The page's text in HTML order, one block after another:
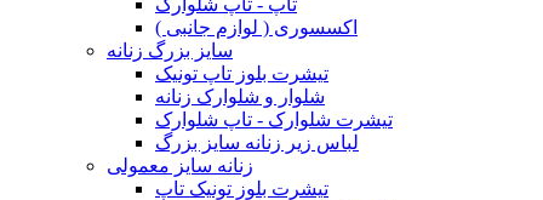
تاپ - تاپ شلوارک
اکسسوری ( لوازم جانبی )
سایز بزرگ زنانه
تیشرت بلوز تاپ تونیک
شلوار و شلوارک زنانه
تیشرت شلوارک - تاپ شلوارک
لباس زیر زنانه سایز بزرگ
زنانه سایز معمولی
تیشرت بلوز تونیک تاپ